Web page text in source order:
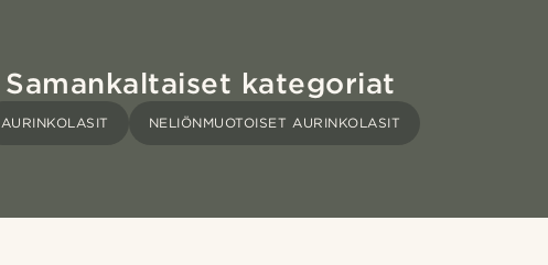
Samankaltaiset kategoriat
AURINKOLASIT NELIÖNMUOTOISET AURINKOLASIT